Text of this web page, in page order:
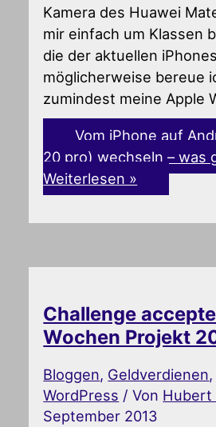
Kamera des Huawei
mir einfach um Klassen
die der aktuellen
möglicherweise bereue
zumindest meine Apple
Vom iPhone auf
20 pro) wechseln – was
Weiterlesen »
Challenge
Wochen Projekt
Bloggen, Geldverdienen
WordPress / Von Hubert
September 2013